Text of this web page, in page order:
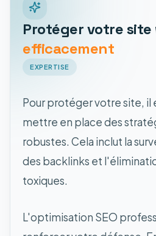
Protéger votre site
efficacement
EXPERTISE
Pour protéger votre site, il
mettre en place des
robustes. Cela inclut la
des backlinks et
toxiques.
L'optimisation SEO